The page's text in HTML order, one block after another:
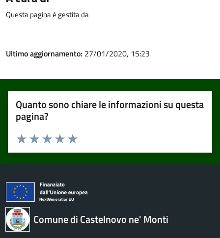
Questa pagina è gestita da
Ultimo aggiornamento: 27/01/2020, 15:23
Quanto sono chiare le informazioni su questa
pagina?
Valuta 5 stelle su 5
Valuta 4 stelle su 5
Valuta 3 stelle su 5
Valuta 2 stelle su 5
Valuta 1 stelle su 5
Comune di Castelnovo ne' Monti